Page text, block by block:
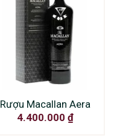
Rượu Macallan Aera
4.400.000 ₫